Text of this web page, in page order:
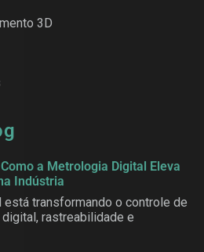
3D
a Metrologia Digital Eleva
Indústria
transformando o controle de
rastreabilidade e